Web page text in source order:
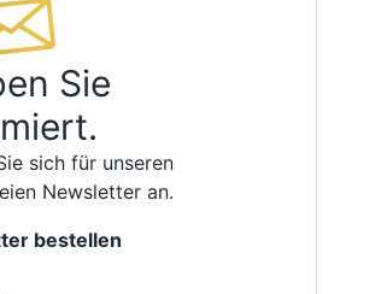
Sie
sich für unseren
Newsletter an.